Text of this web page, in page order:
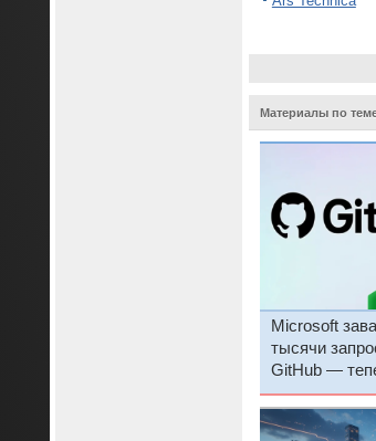
Материалы по
Microsoft
тысячи
GitHub —
одинаковые